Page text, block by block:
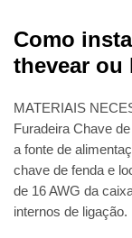
Como
thevear ou
MATERIAIS
Furadeira Chave
a fonte de
chave de fenda e
de 16 AWG da
internos de